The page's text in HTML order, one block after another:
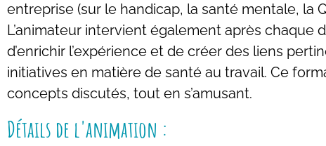
entreprise (sur le handicap, la santé mentale, la
L’animateur intervient également après chaque
d’enrichir l’expérience et de créer des liens
initiatives en matière de santé au travail. Ce
concepts discutés, tout en s’amusant.
Détails de l'animation :